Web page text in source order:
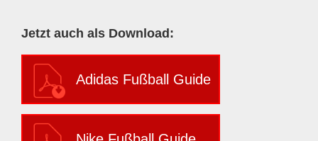
Jetzt auch als Download:
Adidas Fußball Guide